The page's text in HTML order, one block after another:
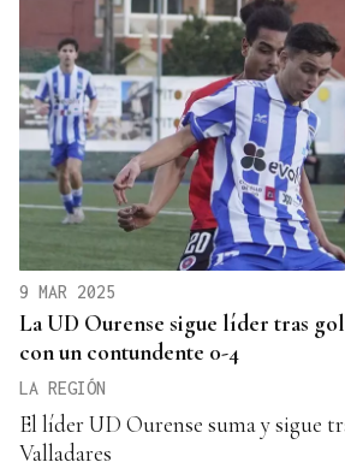
9 MAR 2025
La UD Ourense sigue líder tras
con un contundente 0-4
LA REGIÓN
El líder UD Ourense suma y sigue
Valladares